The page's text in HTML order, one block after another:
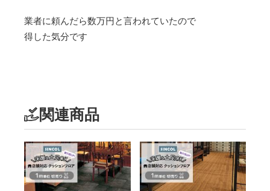
業者に頼んだら数万円と言われていたので
得した気分です
関連商品